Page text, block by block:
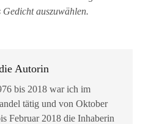
Gedicht auszuwählen.
Autorin
bis 2018 war ich im
tätig und von Oktober
Februar 2018 die Inhaberin